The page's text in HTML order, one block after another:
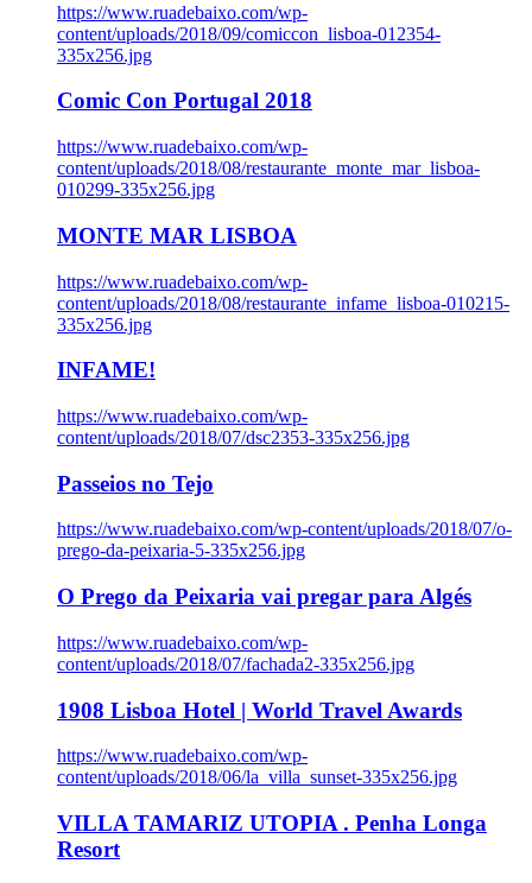
https://www.ruadebaixo.com/wp-
content/uploads/2018/09/comiccon_lisboa-012354-
335x256.jpg
Comic Con Portugal 2018
https://www.ruadebaixo.com/wp-
content/uploads/2018/08/restaurante_monte_mar_lisboa-
010299-335x256.jpg
MONTE MAR LISBOA
https://www.ruadebaixo.com/wp-
content/uploads/2018/08/restaurante_infame_lisboa-010215-
335x256.jpg
INFAME!
https://www.ruadebaixo.com/wp-
content/uploads/2018/07/dsc2353-335x256.jpg
Passeios no Tejo
https://www.ruadebaixo.com/wp-content/uploads/2018/07/o-
prego-da-peixaria-5-335x256.jpg
O Prego da Peixaria vai pregar para Algés
https://www.ruadebaixo.com/wp-
content/uploads/2018/07/fachada2-335x256.jpg
1908 Lisboa Hotel | World Travel Awards
https://www.ruadebaixo.com/wp-
content/uploads/2018/06/la_villa_sunset-335x256.jpg
VILLA TAMARIZ UTOPIA . Penha Longa
Resort